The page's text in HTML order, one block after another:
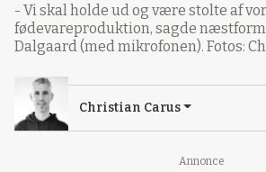
Annonce
- Vi skal holde ud og være stolte af
fødevareproduktion, sagde
Dalgaard (med mikrofonen). Fotos:
Christian Carus